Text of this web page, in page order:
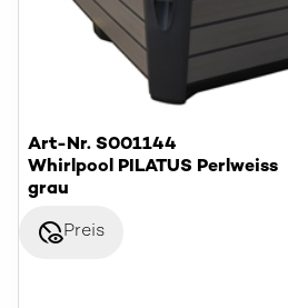
Art-Nr. S001144
Whirlpool PILATUS Perlweiss
grau
disabled_visiblePreis